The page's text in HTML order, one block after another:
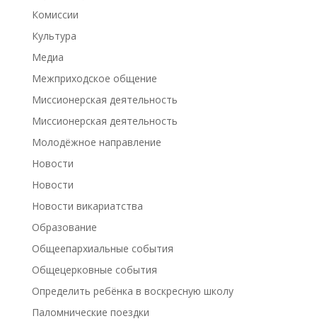
Комиссии
Культура
Медиа
Межприходское общение
Миссионерская деятельность
Миссионерская деятельность
Молодёжное направление
Новости
Новости
Новости викариатства
Образование
Общеепархиальные события
Общецерковные события
Определить ребёнка в воскресную школу
Паломнические поездки